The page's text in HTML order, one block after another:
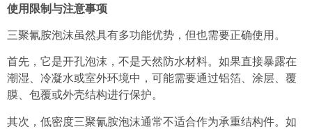
使用限制与注意事项
三聚氰胺泡沫虽然具有多功能优势，但也需要正确使用。
首先，它是开孔泡沫，不是天然防水材料。如果直接暴露在
潮湿、冷凝水或室外环境中，可能需要通过铝箔、涂层、覆
膜、包覆或外壳结构进行保护。
其次，低密度三聚氰胺泡沫通常不适合作为承重结构件。如